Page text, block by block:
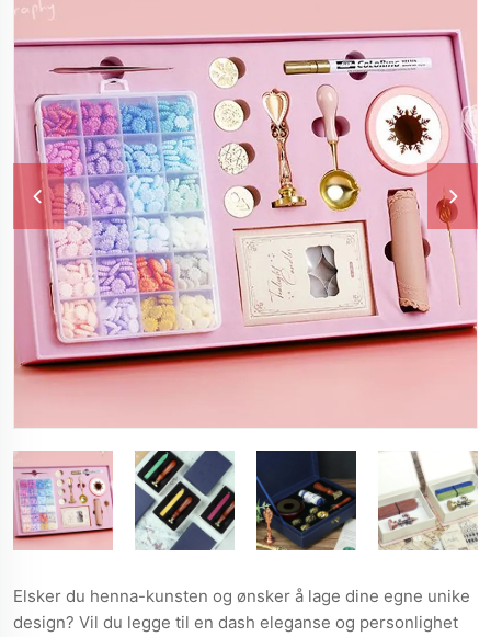
Elsker du henna-kunsten og ønsker å lage dine egne unike
design? Vil du legge til en dash eleganse og personlighet